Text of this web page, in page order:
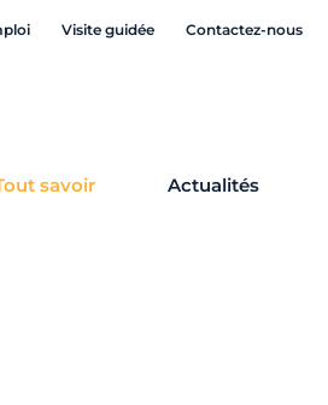
Visite guidée Contactez-nous
savoir Actualités